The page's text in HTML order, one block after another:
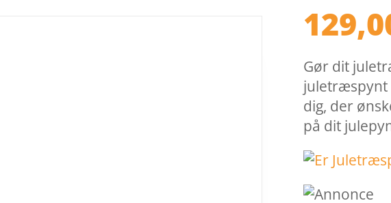
Gør dit
juletræspynt
dig, der
på dit